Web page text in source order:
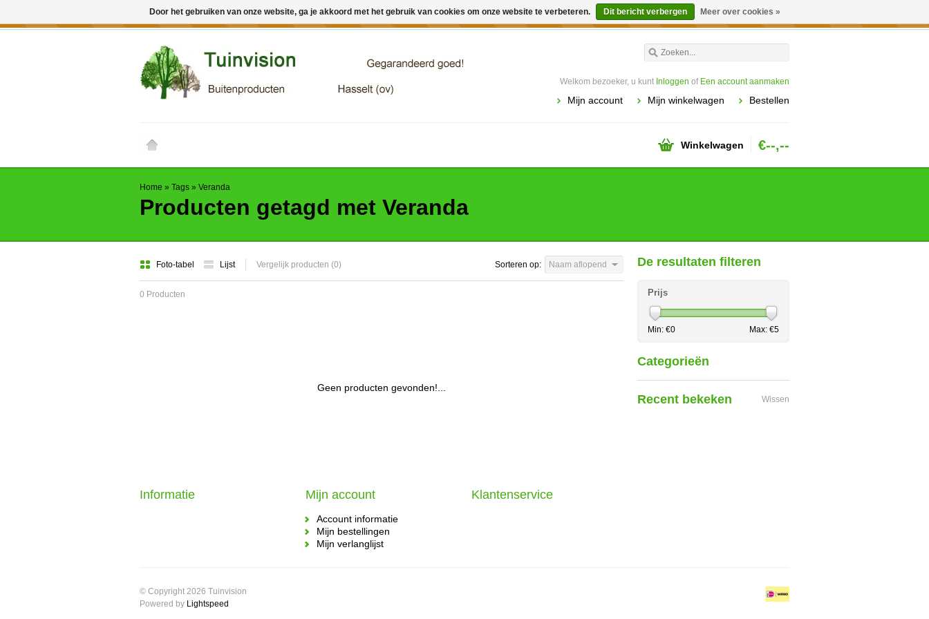
Welkom bezoeker, u kunt Inloggen of Een account aanmaken
Mijn account Mijn winkelwagen Bestellen
Winkelwagen €--,--
Home » Tags » Veranda
Producten getagd met Veranda
Foto-tabel Lijst Vergelijk producten (0) Sorteren op: Naam aflopend
0 Producten
Geen producten gevonden!...
De resultaten filteren
Prijs
Min: €0 Max: €5
Categorieën
Recent bekeken Wissen
Informatie Mijn account
Account informatie
Mijn bestellingen
Mijn verlanglijst
Klantenservice
© Copyright 2026 Tuinvision
Powered by Lightspeed
Door het gebruiken van onze website, ga je akkoord met het gebruik van cookies om onze website te verbeteren. Dit bericht verbergen Meer over cookies »
← Keer terug naar de backofficeDeze winkel is in aanbouw. Eventueel geplaatste orders zullen niet worden gehonoreerd of verwerkt.